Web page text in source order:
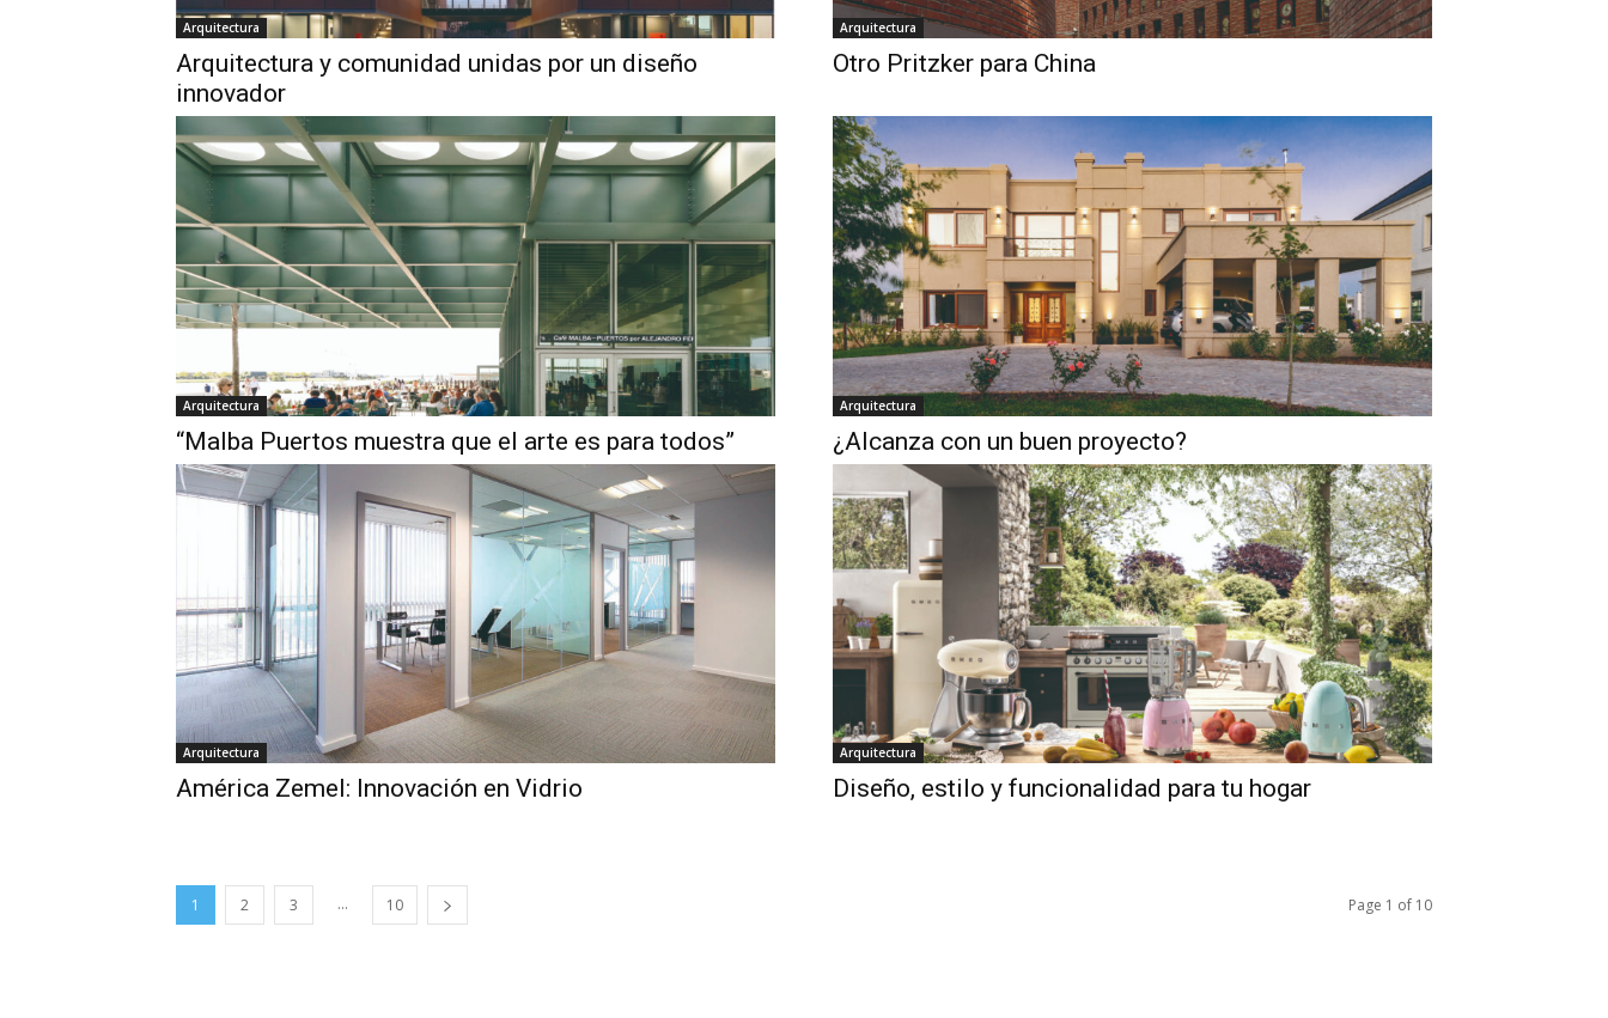
Arquitectura
Arquitectura y comunidad unidas por un diseño
innovador
Arquitectura
Otro Pritzker para China
Arquitectura
“Malba Puertos muestra que el arte es para todos”
Arquitectura
¿Alcanza con un buen proyecto?
Arquitectura
América Zemel: Innovación en Vidrio
Arquitectura
Diseño, estilo y funcionalidad para tu hogar
1 2 3 ... 10 Page 1 of 10